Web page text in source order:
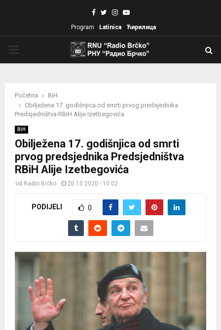
Facebook
TwitterInstagram
Youtube
Program Latinica Ћирилица
Početna
BiH
Obilježena 17. godišnjica od smrti prvog predsjednika
Predsjedništva RBiH Alije Izetbegovića
BiH
Obilježena 17. godišnjica od smrti
prvog predsjednika Predsjedništva
RBiH Alije Izetbegovića
od Radio Brčko 20.10.2020 - 10:02
PODIJELI 0